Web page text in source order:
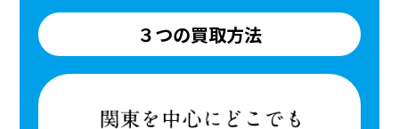
３つの買取方法